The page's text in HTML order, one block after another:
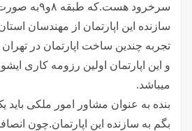
سرخرود هست.که طبقه ۸و۹به صورت پنت هوس میباشد.
سازنده این اپارتمان از مهندسان
تجربه چندین ساخت اپارتمان در تهران
و این اپارتمان اولین رزومه کاری
میباشد.
بنده به عنوان مشاور امور ملکی باید
بگم به سازنده این اپارتمان.چون